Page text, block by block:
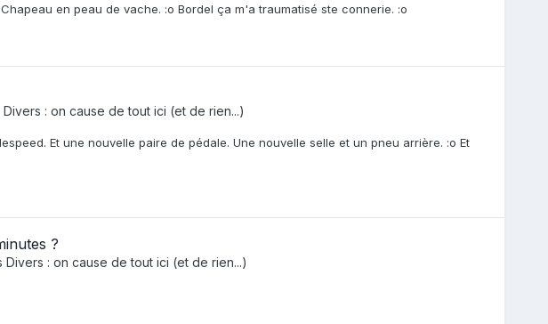
en peau de vache. :o Bordel ça m'a traumatisé ste connerie. :o
Divers : on cause de tout ici (et de rien...)
Et une nouvelle paire de pédale. Une nouvelle selle et un pneu arrière. :o Et
?
Divers : on cause de tout ici (et de rien...)